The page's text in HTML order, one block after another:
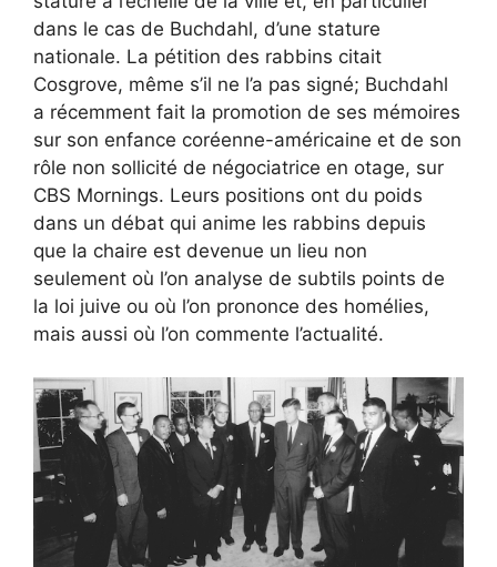
dans le cas de Buchdahl, d’une stature
nationale. La pétition des rabbins citait
Cosgrove, même s’il ne l’a pas signé; Buchdahl
a récemment fait la promotion de ses mémoires
sur son enfance coréenne-américaine et de son
rôle non sollicité de négociatrice en otage, sur
CBS Mornings. Leurs positions ont du poids
dans un débat qui anime les rabbins depuis
que la chaire est devenue un lieu non
seulement où l’on analyse de subtils points de
la loi juive ou où l’on prononce des homélies,
mais aussi où l’on commente l’actualité.